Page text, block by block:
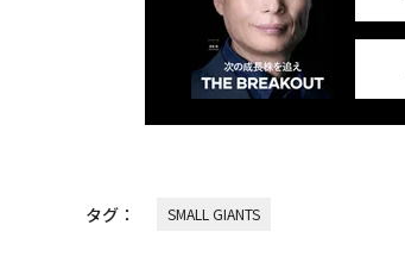
タグ： SMALL GIANTS